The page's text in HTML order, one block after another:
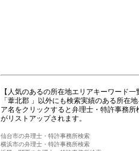
【人気のあるの所在地エリアキーワード一
「葦北郡 」以外にも検索実績のある所在
ア名をクリックすると弁理士・特許事務
がリストアップされます。
仙台市の弁理士・特許事務所検索
横浜市の弁理士・特許事務所検索